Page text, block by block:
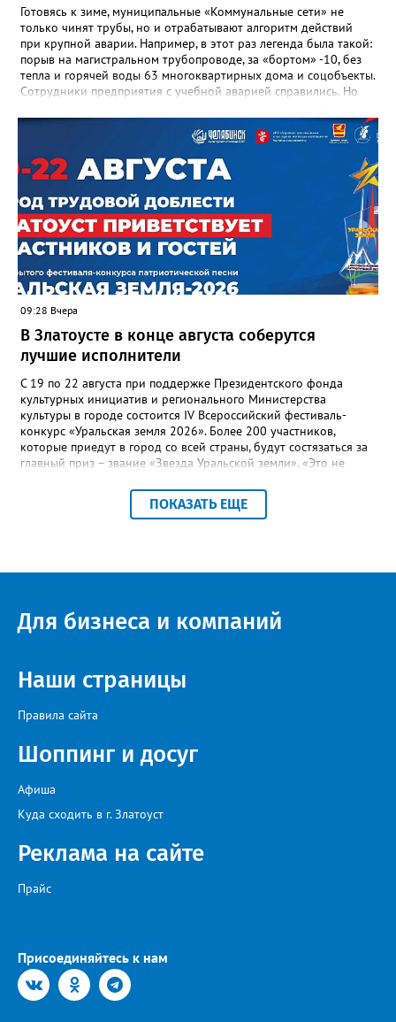
Готовясь к зиме, муниципальные «Коммунальные сети» не
только чинят трубы, но и отрабатывают алгоритм действий
при крупной аварии. Например, в этот раз легенда была такой:
порыв на магистральном трубопроводе, за «бортом» -10, без
тепла и горячей воды 63 многоквартирных дома и соцобъекты.
Сотрудники предприятия с учебной аварией справились. Но
отметили и недочёты. «Например, управляющие компании
несвоевременно приняли меры для предотвращения
“перемерзания” общей домовой тепловой сети
многоквартирного дома, отсутствовало взаимодействие с
ресурсоснабжающей организацией, ЕДДС и иными службами»,
— сообщила начальник Главного управления ГЖИ Ирина
Настенко. В следующий раз, рекомендовали в
Госжилинспекции, службы должны действовать слаженно. И
оперативно делиться информацией со всеми
заинтересованными – от поставщика тепла до конечных
потребителей.
09:28 Вчера
В Златоусте в конце августа соберутся
лучшие исполнители
С 19 по 22 августа при поддержке Президентского фонда
культурных инициатив и регионального Министерства
культуры в городе состоится IV Всероссийский фестиваль-
конкурс «Уральская земля 2026». Более 200 участников,
которые приедут в город со всей страны, будут состязаться за
главный приз – звание «Звезда Уральской земли». «Это не
прослушивания участников, мастер-классы от ведущих
наставников, выступления победителей прошлых лет и
Челябинской, Свердловской, Курганской, Оренбургской
идейный вдохновитель, организатор фестиваля, эстрадный
певец, победитель главного патриотического конкурса страны
искусства «Золотая лира», участник телевизионных проектов
на Первом канале, обладатель звания «Голос страны» Алексей
ПОКАЗАТЬ ЕЩЕ
Для бизнеса и компаний
Наши страницы
Правила сайта
Шоппинг и досуг
Афиша
Куда сходить в г. Златоуст
Реклама на сайте
Прайс
Присоединяйтесь к нам